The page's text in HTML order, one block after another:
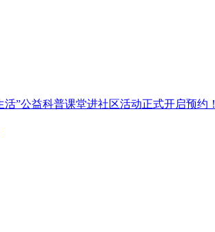
”公益科普课堂进社区活动正式开启预约！